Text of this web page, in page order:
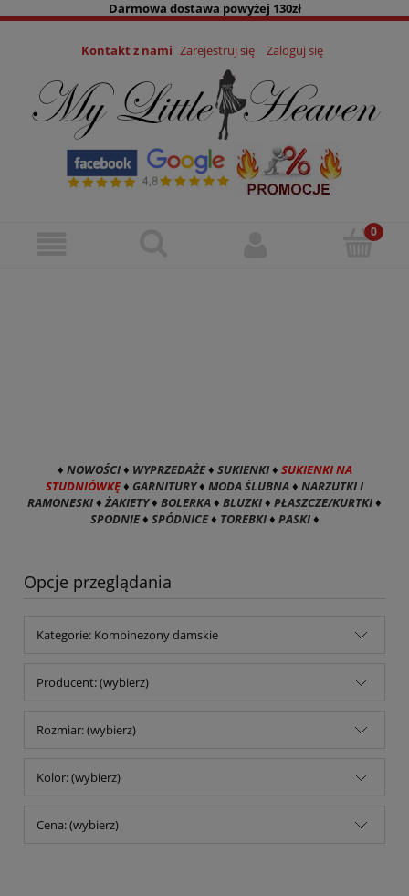
Darmowa dostawa powyżej 130zł
Kontakt z nami Zarejestruj się Zaloguj się
♦ NOWOŚCI♦ WYPRZEDAŻE♦ SUKIENKI♦ SUKIENKI NA
STUDNIÓWKĘ♦ GARNITURY♦ MODA ŚLUBNA♦ NARZUTKI I
RAMONESKI♦ŻAKIETY♦ BOLERKA♦ BLUZKI♦ PŁASZCZE/KURTKI♦
SPODNIE♦ SPÓDNICE♦ TOREBKI♦ PASKI♦
Opcje przeglądania
Kategorie: Kombinezony damskie
Producent: (wybierz)
Rozmiar: (wybierz)
Kolor: (wybierz)
Cena: (wybierz)